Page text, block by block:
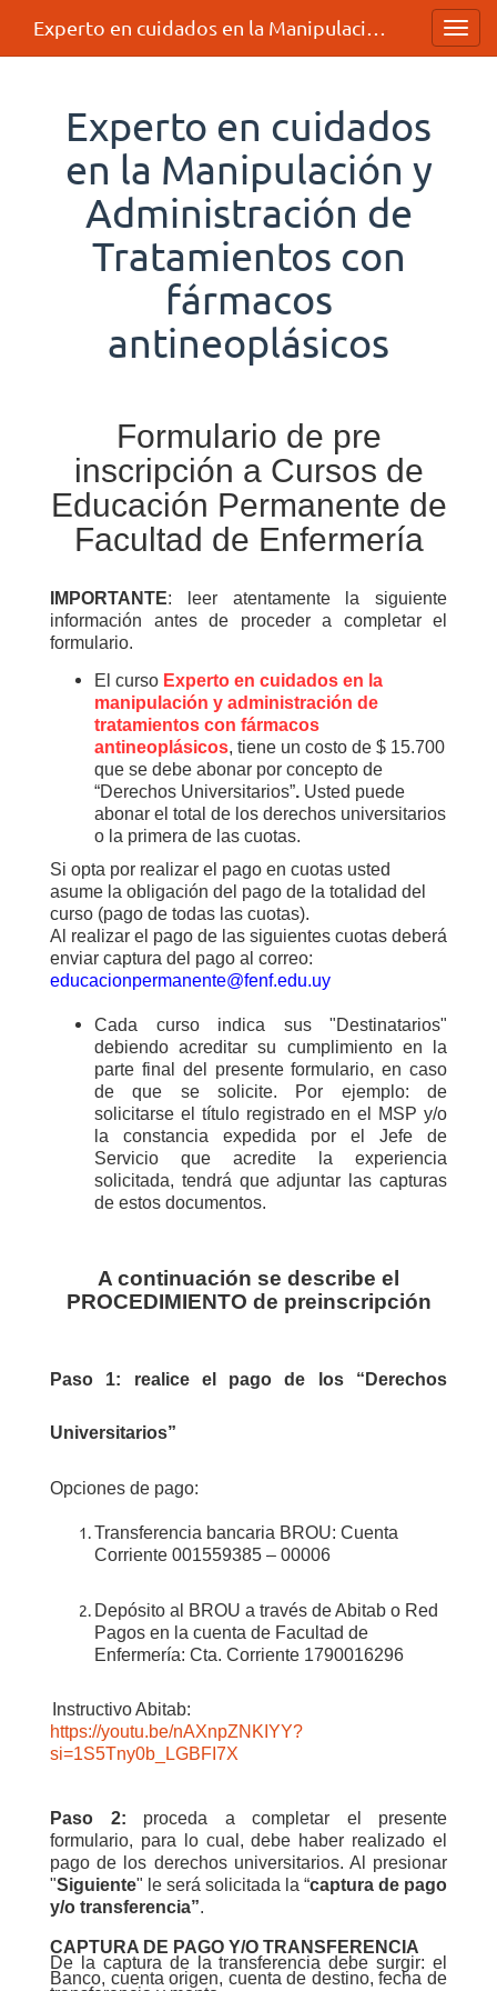
Experto en cuidados
en la Manipulación y
Administración de
Tratamientos con
fármacos
antineoplásicos
Formulario de pre
inscripción a Cursos de
Educación Permanente de
Facultad de Enfermería
IMPORTANTE: leer atentamente la siguiente
información antes de proceder a completar el
formulario.
El curso Experto en cuidados en la
manipulación y administración de
tratamientos con fármacos
antineoplásicos, tiene un costo de $ 15.700
que se debe abonar por concepto de
“Derechos Universitarios”. Usted puede
abonar el total de los derechos universitarios
o la primera de las cuotas.
Si opta por realizar el pago en cuotas usted
asume la obligación del pago de la totalidad del
curso (pago de todas las cuotas).
Al realizar el pago de las siguientes cuotas deberá
enviar captura del pago al correo:
educacionpermanente@fenf.edu.uy
Cada curso indica sus "Destinatarios"
debiendo acreditar su cumplimiento en la
parte final del presente formulario, en caso
de que se solicite. Por ejemplo: de
solicitarse el título registrado en el MSP y/o
la constancia expedida por el Jefe de
Servicio que acredite la experiencia
solicitada, tendrá que adjuntar las capturas
de estos documentos.
A continuación se describe el
PROCEDIMIENTO de preinscripción
Paso 1: realice el pago de los “Derechos
Universitarios”
Opciones de pago:
Transferencia bancaria BROU: Cuenta
Corriente 001559385 – 00006
Depósito al BROU a través de Abitab o Red
Pagos en la cuenta de Facultad de
Enfermería: Cta. Corriente 1790016296
Instructivo Abitab:
https://youtu.be/nAXnpZNKIYY?
si=1S5Tny0b_LGBFI7X
Paso 2: proceda a completar el presente
formulario, para lo cual, debe haber realizado el
pago de los derechos universitarios. Al presionar
"Siguiente" le será solicitada la “captura de pago
y/o transferencia”.
CAPTURA DE PAGO Y/O TRANSFERENCIA
De la captura de la transferencia debe surgir: el
Banco, cuenta origen, cuenta de destino, fecha de